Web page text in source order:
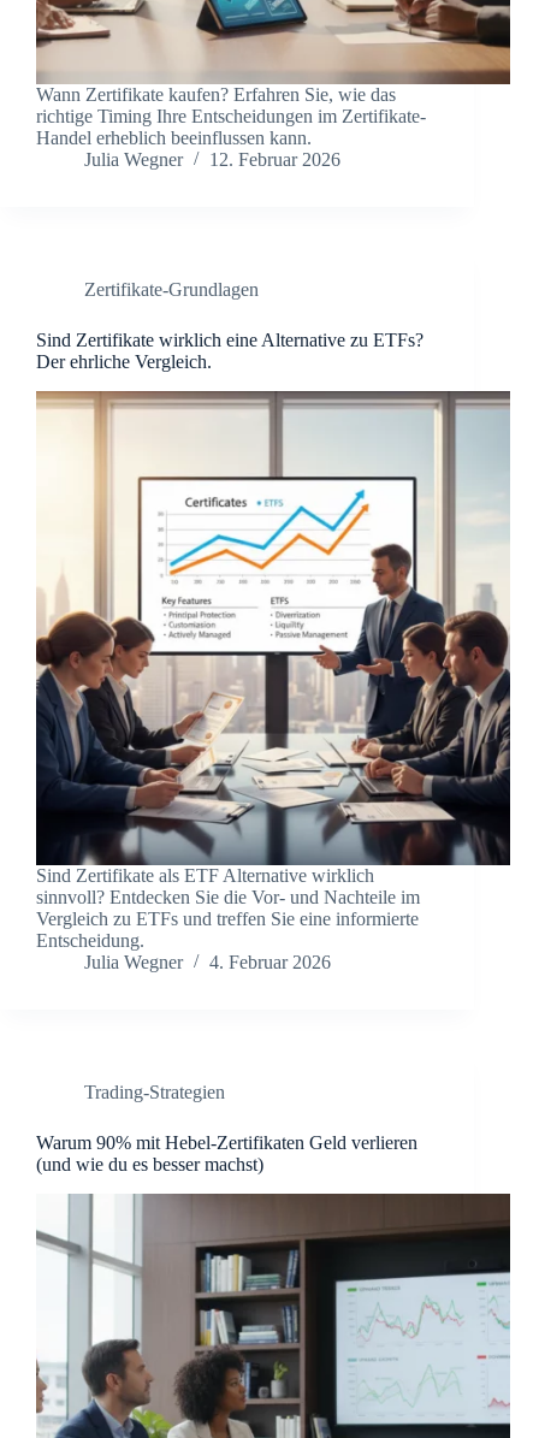
Wann Zertifikate kaufen? Erfahren Sie, wie das
richtige Timing Ihre Entscheidungen im Zertifikate-
Handel erheblich beeinflussen kann.
Julia Wegner
12. Februar 2026
Zertifikate-Grundlagen
Sind Zertifikate wirklich eine Alternative zu ETFs?
Der ehrliche Vergleich.
Sind Zertifikate als ETF Alternative wirklich
sinnvoll? Entdecken Sie die Vor- und Nachteile im
Vergleich zu ETFs und treffen Sie eine informierte
Entscheidung.
Julia Wegner
4. Februar 2026
Trading-Strategien
Warum 90% mit Hebel-Zertifikaten Geld verlieren
(und wie du es besser machst)